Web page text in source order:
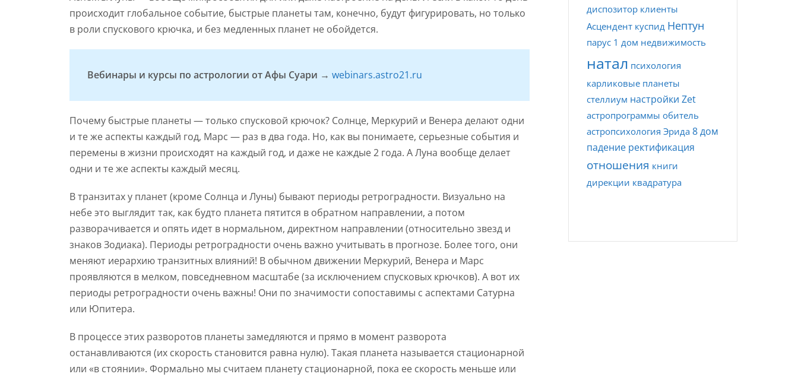
происходит глобальное событие, быстрые планеты там, конечно, будут фигурировать, но только
в роли спускового крючка, и без медленных планет не обойдется.
Вебинары и курсы по астрологии от Афы Суари → webinars.astro21.ru
Почему быстрые планеты — только спусковой крючок? Солнце, Меркурий и Венера делают одни
и те же аспекты каждый год, Марс — раз в два года. Но, как вы понимаете, серьезные события и
перемены в жизни происходят на каждый год, и даже не каждые 2 года. А Луна вообще делает
одни и те же аспекты каждый месяц.
В транзитах у планет (кроме Солнца и Луны) бывают периоды ретроградности. Визуально на
небе это выглядит так, как будто планета пятится в обратном направлении, а потом
разворачивается и опять идет в нормальном, директном направлении (относительно звезд и
знаков Зодиака). Периоды ретроградности очень важно учитывать в прогнозе. Более того, они
меняют иерархию транзитных влияний! В обычном движении Меркурий, Венера и Марс
проявляются в мелком, повседневном масштабе (за исключением спусковых крючков). А вот их
периоды ретроградности очень важны! Они по значимости сопоставимы с аспектами Сатурна
или Юпитера.
В процессе этих разворотов планеты замедляются и прямо в момент разворота
останавливаются (их скорость становится равна нулю). Такая планета называется стационарной
или «в стоянии». Формально мы считаем планету стационарной, пока ее скорость меньше или
диспозитор клиенты
Асцендент куспид Нептун
парус 1 дом недвижимость
натал психология
карликовые планеты
стеллиум настройки Zet
астропрограммы обитель
астропсихология Эрида 8 дом
падение ректификация
отношения книги
дирекции квадратура